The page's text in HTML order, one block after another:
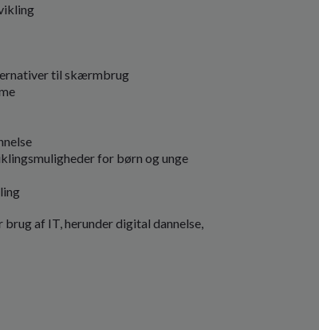
til skærmbrug
for børn og unge
af IT, herunder digital dannelse,